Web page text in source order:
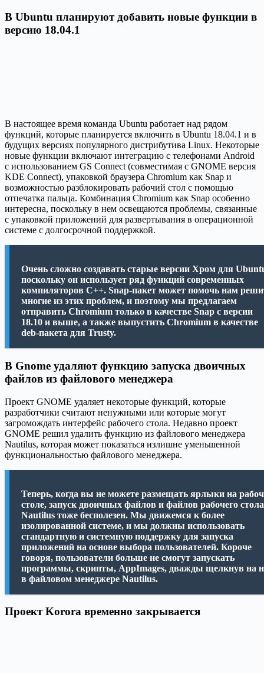
В Ubuntu планируют добавить новые функции в
версию 18.04.1
В настоящее время команда Ubuntu работает над рядом
функций, которые планируется включить в Ubuntu 18.04.1 и в
будущих версиях популярного дистрибутива Linux. Некоторые
новые функции включают интеграцию с телефонами Android
с использованием GS Connect (совместимая с GNOME версия
KDE Connect), упаковкой браузера Chromium как Snap и
возможностью разблокировать рабочий стол с помощью
отпечатка пальца. Комбинация Chromium как Snap особенно
интересна, поскольку в нем освещаются проблемы, связанные
с упаковкой приложений для развертывания в операционной
системе с долгосрочной поддержкой.
Очень сложно создавать старые версии Хром для
поскольку он использует ряд функций современных
компиляторов C++. Snap-пакет может помочь нам
многие из этих проблем, и поэтому мы предлагаем
отправить Chromium только в качестве Snap с версии
18.10 и выше, а также выпустить Chromium в качестве
deb-пакета для Trusty.
В Gnome удаляют функцию запуска двоичных
файлов из файлового менеджера
Проект GNOME удаляет некоторые функций, которые
разработчики считают ненужными или которые могут
загромождать интерфейс рабочего стола. Недавно проект
GNOME решил удалить функцию из файлового менеджера
Nautilus, которая может показаться излишне уменьшенной
функциональностью файлового менеджера.
Теперь, когда вы не можете размещать ярлыки на
столе, запуск двоичных файлов и файлов рабочего
Nautilus тоже бесполезен. Мы движемся к более
изолированной системе, и мы должны использовать
стандартную и системную поддержку для запуска
приложений на основе выбора пользователей. Короче
говоря, пользователи больше не смогут запускать
программы, скрипты, AppImages, дважды щелкнув на
в файловом менеджере Nautilus.
Проект Korora временно закрывается